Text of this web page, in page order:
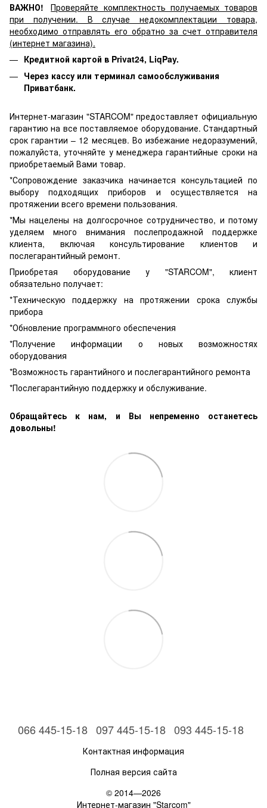
ВАЖНО!
Проверяйте комплектность получаемых товаров
при получении. В случае недокомплектации товара,
необходимо отправлять его обратно за счет отправителя
(интернет магазина).
Кредитной картой в Privat24, LiqPay.
Через кассу или терминал самообслуживания
Приватбанк.
Интернет-магазин "STARCOM" предоставляет официальную
гарантию на все поставляемое оборудование. Стандартный
срок гарантии – 12 месяцев. Во избежание недоразумений,
пожалуйста, уточняйте у менеджера гарантийные сроки на
приобретаемый Вами товар.
*Сопровождение заказчика начинается консультацией по
выбору подходящих приборов и осуществляется на
протяжении всего времени пользования.
*Мы нацелены на долгосрочное сотрудничество, и потому
уделяем много внимания послепродажной поддержке
клиента, включая консультирование клиентов и
послегарантийный ремонт.
Приобретая оборудование у "STARCOM", клиент
обязательно получает:
*Техническую поддержку на протяжении срока службы
прибора
*Обновление программного обеспечения
*Получение информации о новых возможностях
оборудования
*Возможность гарантийного и послегарантийного ремонта
*Послегарантийную поддержку и обслуживание.
Обращайтесь к нам, и Вы непременно останетесь
довольны!
066 445-15-18 097 445-15-18 093 445-15-18
Контактная информация
Полная версия сайта
© 2014—2026
Интернет-магазин "Starcom"